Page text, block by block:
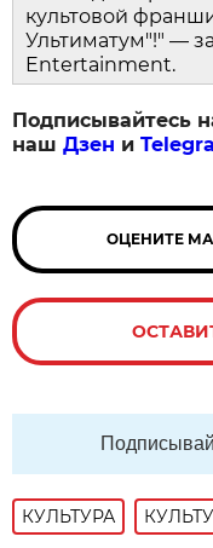
культовой
Ультиматум"!" —
Entertainment.
Подписывайтесь
нашДзен и
ОЦЕНИТЕ
КУЛЬТУРА